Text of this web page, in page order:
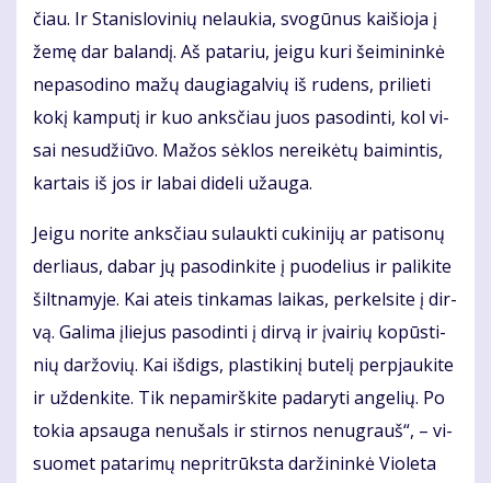
čiau. Ir Sta­nis­lo­vi­nių ne­lau­kia, svo­gū­nus kai­šio­ja į
že­mę dar ba­lan­dį. Aš pa­ta­riu, jei­gu ku­ri šei­mi­nin­kė
ne­pa­so­di­no ma­žų dau­gia­gal­vių iš ru­dens, pri­lie­ti
ko­kį kam­pu­tį ir kuo anks­čiau juos pa­so­din­ti, kol vi­
sai ne­su­džiū­vo. Ma­žos sėk­los ne­rei­kė­tų bai­min­tis,
kar­tais iš jos ir la­bai di­de­li už­au­ga.
Jei­gu no­ri­te anks­čiau su­lauk­ti cu­ki­ni­jų ar pa­ti­so­nų
der­liaus, da­bar jų pa­so­din­ki­te į puo­de­lius ir pa­li­ki­te
šilt­na­my­je. Kai at­eis tin­ka­mas lai­kas, per­kel­si­te į dir­
vą. Ga­li­ma įlie­jus pa­so­din­ti į dir­vą ir įvai­rių ko­pūs­ti­
nių dar­žo­vių. Kai iš­digs, plas­ti­ki­nį bu­te­lį per­pjau­ki­te
ir už­den­ki­te. Tik ne­pa­mirš­ki­te pa­da­ry­ti an­ge­lių. Po
to­kia ap­sau­ga ne­nu­šals ir stir­nos ne­nu­grauš“, – vi­
suo­met pa­ta­ri­mų ne­pri­trūks­ta dar­ži­nin­kė Vio­le­ta